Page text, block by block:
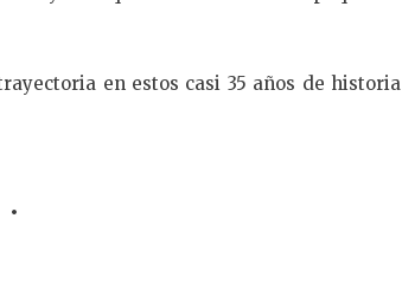
en estos casi 35 años de historia